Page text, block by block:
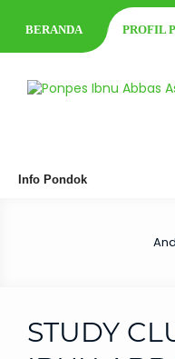
BERANDA PROFIL
Info Pondok
STUDY